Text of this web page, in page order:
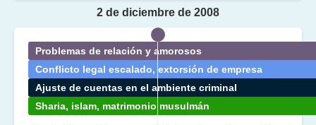
Problemas de relación y amorosos
Conflicto legal escalado, extorsión de empresa
Ajuste de cuentas en el ambiente criminal
Sharia, islam, matrimonio musulmán
2 de diciembre de 2008